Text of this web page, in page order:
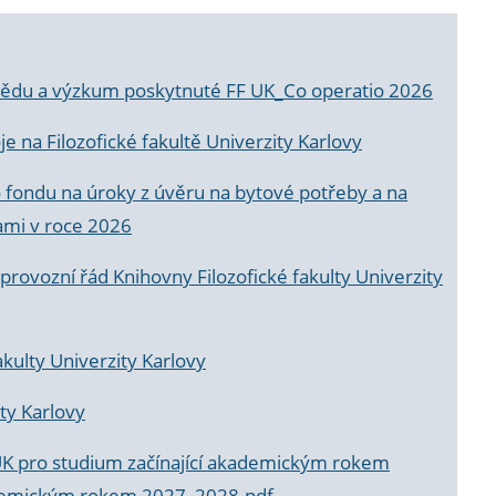
a výzkum poskytnuté FF UK_Co operatio 2026
na Filozofické fakultě Univerzity Karlovy
na úroky z úvěru na bytové potřeby a na
v roce 2026
řád Knihovny Filozofické fakulty Univerzity
Univerzity Karlovy
Karlovy
pro studium začínající akademickým rokem